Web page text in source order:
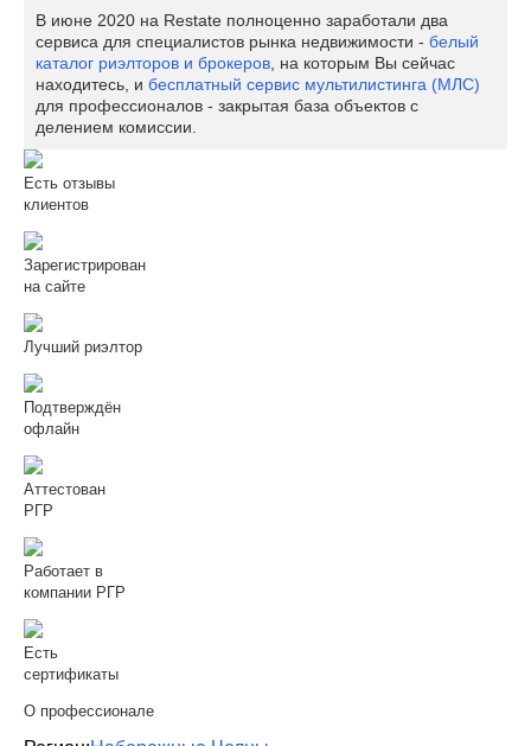
В июне 2020 на Restate полноценно заработали два
сервиса для специалистов рынка недвижимости - белый
каталог риэлторов и брокеров , на которым Вы сейчас
находитесь, и бесплатный сервис мультилистинга (МЛС)
для профессионалов - закрытая база объектов с
делением комиссии.
Есть отзывы
клиентов
Зарегистрирован
на сайте
Лучший риэлтор
Подтверждён
офлайн
Аттестован
РГР
Работает в
компании РГР
Есть
сертификаты
О профессионале